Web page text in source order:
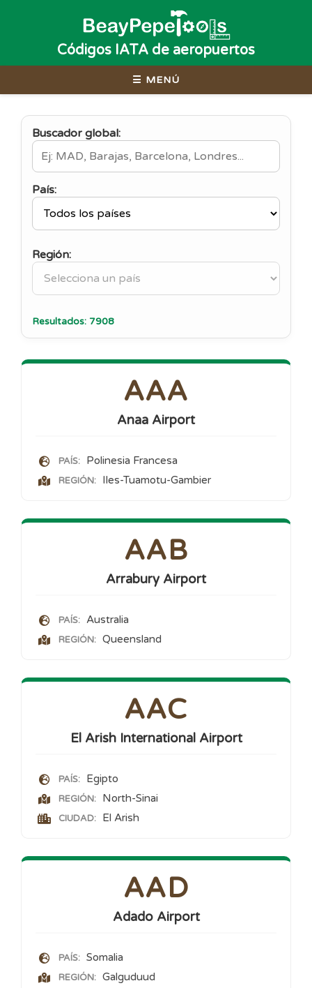
Códigos IATA de aeropuertos
☰ MENÚ
Buscador global:
País:
Región:
Resultados: 7908
AAA
Anaa Airport
PAÍS: Polinesia Francesa
REGIÓN: Iles-Tuamotu-Gambier
AAB
Arrabury Airport
PAÍS: Australia
REGIÓN: Queensland
AAC
El Arish International Airport
PAÍS: Egipto
REGIÓN: North-Sinai
CIUDAD: El Arish
AAD
Adado Airport
PAÍS: Somalia
REGIÓN: Galguduud